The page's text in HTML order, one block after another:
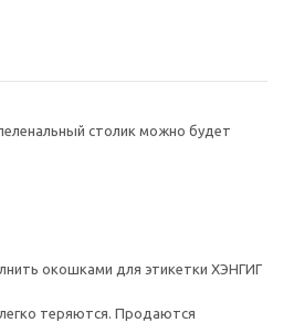
столик можно будет
окошками для этикетки ХЭНГИГ
теряются. Продаются